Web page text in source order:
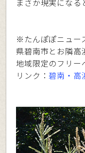
まさか現実になる
※たんぽぽニュー
県碧南市とお隣高
地域限定のフリー
リンク：碧南・高